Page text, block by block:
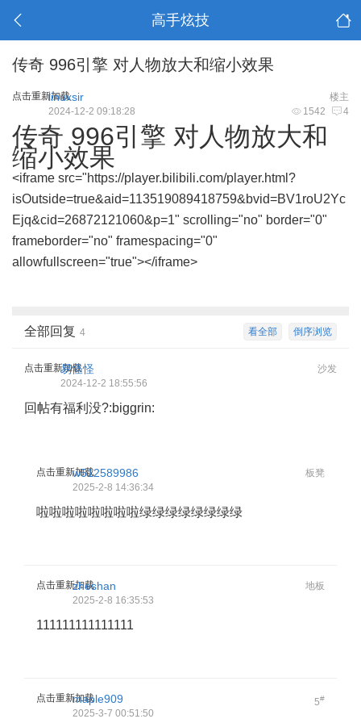
高手炫技
传奇 996引擎 对人物放大和缩小效果
点击重新加载 楼主
linuxsir
1542 4
2024-12-2 09:18:28
传奇 996引擎 对人物放大和
缩小效果
<iframe src="https://player.bilibili.com/player.html?
isOutside=true&aid=113519089418759&bvid=BV1roU2Yc
Ejq&cid=26872121060&p=1" scrolling="no" border="0"
frameborder="no" framespacing="0"
allowfullscreen="true"></iframe>
倒序浏览
看全部
全部回复 4
点击重新加载 沙发
易怪怪
2024-12-2 18:55:56
回帖有福利没?:biggrin:
点击重新加载 板凳
w512589986
2025-2-8 14:36:34
啦啦啦啦啦啦啦啦绿绿绿绿绿绿绿绿
点击重新加载 地板
zheshan
2025-2-8 16:35:53
111111111111111
点击重新加载 5#
maple909
2025-3-7 00:51:50